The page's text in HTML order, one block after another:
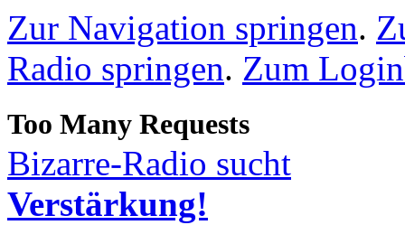
Zur Navigation springen.
Radio springen. Zum
Bizarre-Radio sucht
Verstärkung!